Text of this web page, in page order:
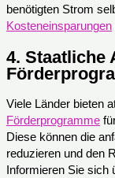
benötigten Strom
Kosteneinsparungen
4. Staatliche
Viele Länder bieten
Förderprogramme
Diese können die
reduzieren und den
Informieren Sie